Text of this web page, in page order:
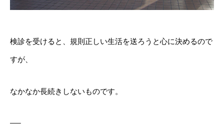
検診を受けると、規則正しい生活を送ろうと心に決めるので
すが、
なかなか長続きしないものです。
—–